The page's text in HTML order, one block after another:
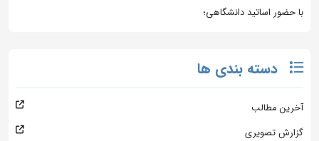
با حضور اساتید دانشگاهی؛
دسته بندی ها
آخرین مطالب
گزارش تصویری